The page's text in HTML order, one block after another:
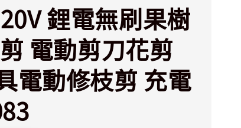
鋰電無刷果樹
電動剪刀花剪
電動修枝剪 充電